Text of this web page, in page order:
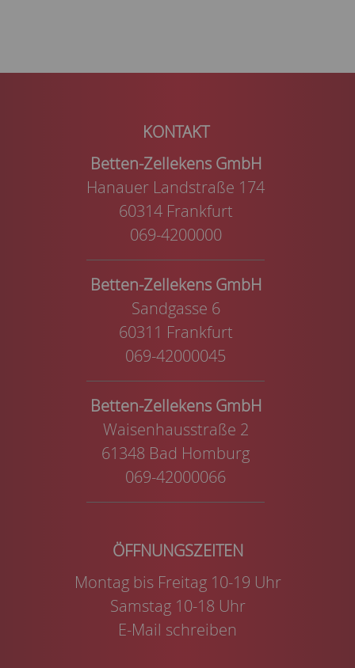
Betten-Zellekens GmbH
Hanauer Landstraße 174
60314 Frankfurt
069-4200000
Betten-Zellekens GmbH
Sandgasse 6
60311 Frankfurt
069-42000045
Betten-Zellekens GmbH
Waisenhausstraße 2
61348 Bad Homburg
069-42000066
Montag bis Freitag 10-19 Uhr
Samstag 10-18 Uhr
E-Mail schreiben